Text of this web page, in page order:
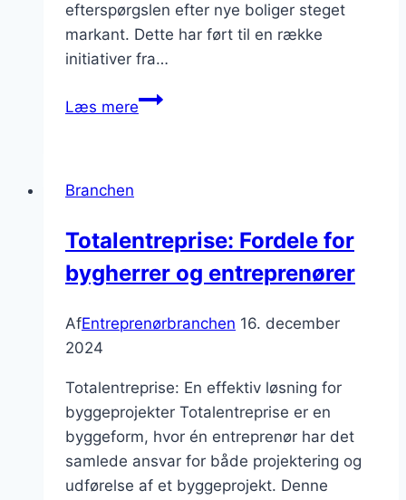
efterspørgslen efter nye boliger steget
markant. Dette har ført til en række
initiativer fra…
Læs mereNybyggeri
Branchen
Totalentreprise: Fordele for
bygherrer og entreprenører
AfEntreprenørbranchen 16. december
2024
Totalentreprise: En effektiv løsning for
byggeprojekter Totalentreprise er en
byggeform, hvor én entreprenør har det
samlede ansvar for både projektering og
udførelse af et byggeprojekt. Denne